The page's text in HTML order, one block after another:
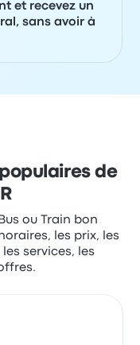
et recevez un
sans avoir à
de
ou Train bon
les prix, les
services, les